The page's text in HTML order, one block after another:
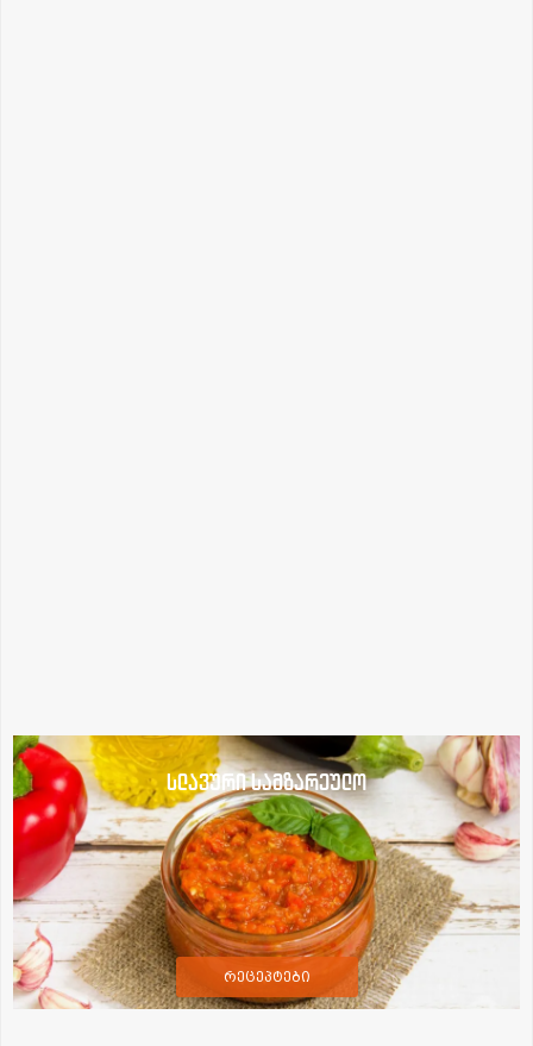
სლავური სამზარეულო
რეცეპტები